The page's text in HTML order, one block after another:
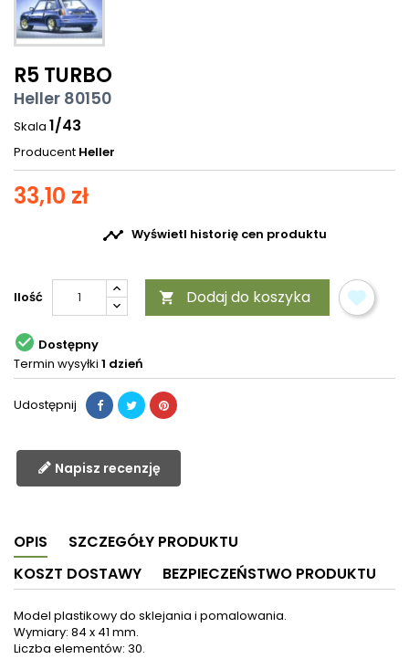
R5 TURBO
Heller 80150
Skala 1/43
Producent Heller
33,10 zł
 Wyświetl historię cen produktu
Ilość  Dodaj do koszyka
 Dostępny
Termin wysyłki 1 dzień
Udostępnij
Napisz recenzję
OPIS
SZCZEGÓŁY PRODUKTU
KOSZT DOSTAWY
BEZPIECZEŃSTWO PRODUKTU
Model plastikowy do sklejania i pomalowania.
Wymiary: 84 x 41 mm.
Liczba elementów: 30.